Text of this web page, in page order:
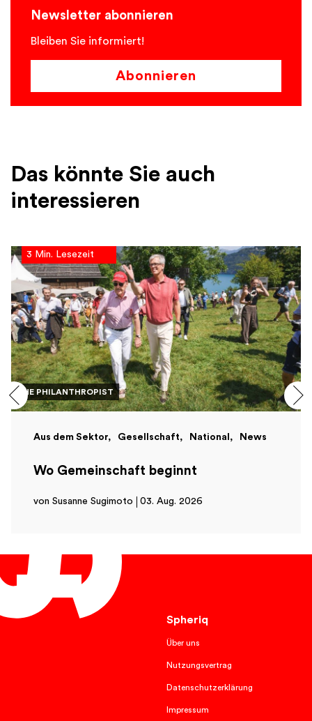
Newsletter abonnieren
Bleiben Sie informiert!
Abonnieren
Das könnte Sie auch
interessieren
THE PHILANTHROPIST
3 Min. Lesezeit
Aus dem Sektor Gesellschaft National News
Wo Gemeinschaft beginnt
von Susanne Sugimoto 03. Aug. 2026
Spheriq
Über uns
Nutzungsvertrag
Datenschutzerklärung
Impressum